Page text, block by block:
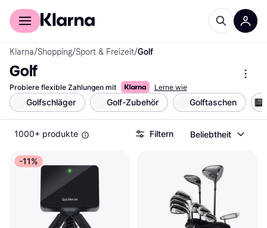
Für Shopper
Klarna/Shopping/Sport & Freizeit/Golf
Golf
Probiere flexible Zahlungen mit Lerne wie
Golfschläger Golf-Zubehör Golftaschen
1000+ produkte Filtern Beliebtheit
-11%